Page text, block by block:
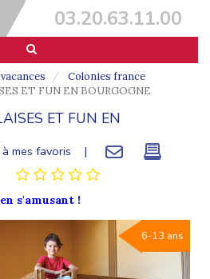
03.20.63.11.00
Colonies france
ET FUN EN BOURGOGNE
ET FUN EN
mes favoris |
s'amusant !
6-13 ans